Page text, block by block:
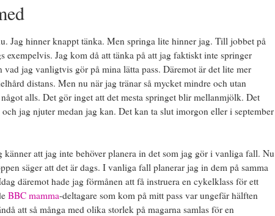
Jag hinner knappt tänka. Men springa lite hinner jag. Till jobbet på
exempelvis. Jag kom då att tänka på att jag faktiskt inte springer
vad jag vanligtvis gör på mina lätta pass. Däremot är det lite mer
distans. Men nu när jag tränar så mycket mindre och utan
alls. Det gör inget att det mesta springet blir mellanmjölk. Det
jag njuter medan jag kan. Det kan ta slut imorgon eller i september
att jag inte behöver planera in det som jag gör i vanliga fall. Nu
säger att det är dags. I vanliga fall planerar jag in dem på samma
däremot hade jag förmånen att få instruera en cykelklass för ett
BBC mamma-deltagare som kom på mitt pass var ungefär hälften
att så många med olika storlek på magarna samlas för en